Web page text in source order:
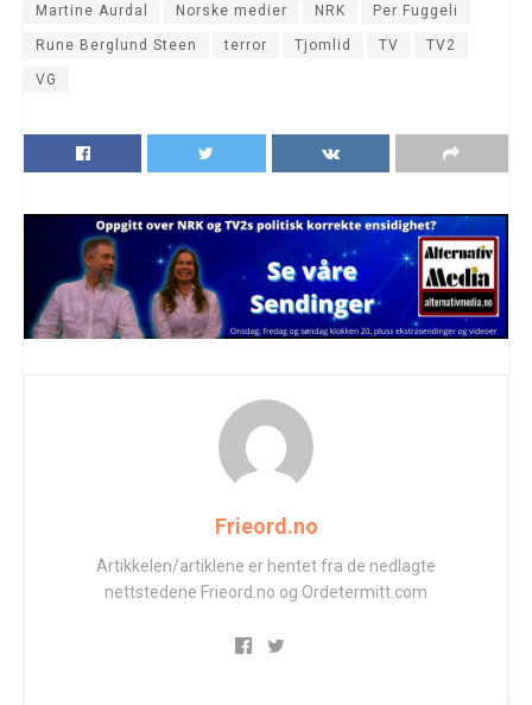
Martine Aurdal Norske medier NRK Per Fuggeli
Rune Berglund Steen terror Tjomlid TV TV2
VG
Frieord.no
Artikkelen/artiklene er hentet fra de nedlagte
nettstedene Frieord.no og Ordetermitt.com